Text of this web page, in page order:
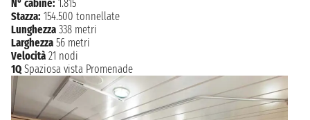
N° cabine: 1.815
Stazza: 154.500 tonnellate
Lunghezza 338 metri
Larghezza 56 metri
Velocità 21 nodi
1Q Spaziosa vista Promenade